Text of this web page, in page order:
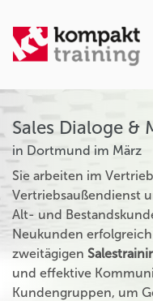
Sales Dialoge &
in Dortmund im März
Sie arbeiten im
Vertriebsaußendienst
Alt- und
Neukunden
zweitägigen
und effektive
Kundengruppen, um